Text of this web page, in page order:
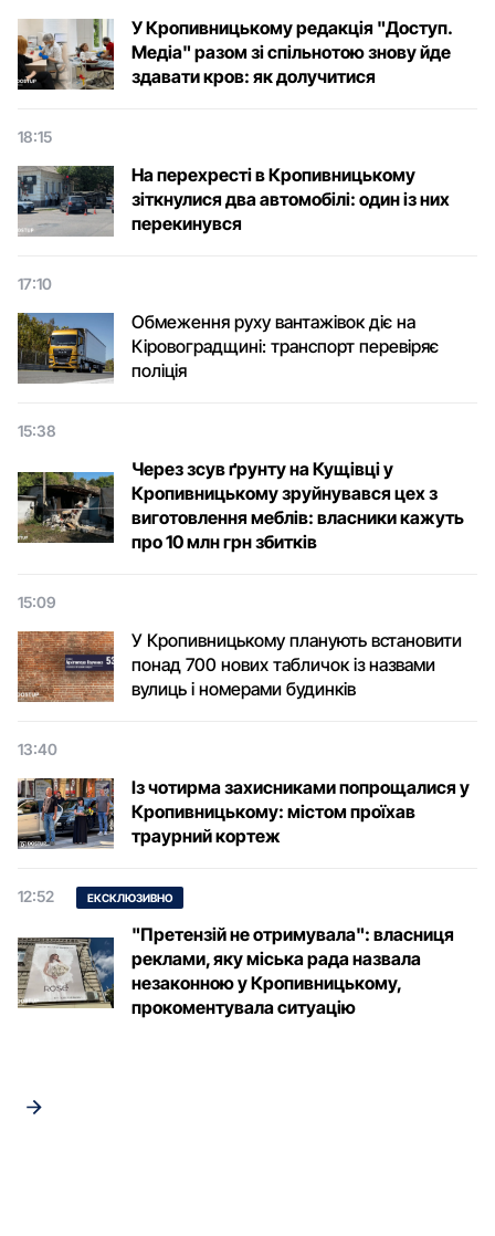
У Кропивницькому редакція "Доступ.
Медіа" разом зі спільнотою знову йде
здавати кров: як долучитися
18:15
На перехресті в Кропивницькому
зіткнулися два автомобілі: один із них
перекинувся
17:10
Обмеження руху вантажівок діє на
Кіровоградщині: транспорт перевіряє
поліція
15:38
Через зсув ґрунту на Кущівці у
Кропивницькому зруйнувався цех з
виготовлення меблів: власники кажуть
про 10 млн грн збитків
15:09
У Кропивницькому планують встановити
понад 700 нових табличок із назвами
вулиць і номерами будинків
13:40
Із чотирма захисниками попрощалися у
Кропивницькому: містом проїхав
траурний кортеж
12:52 ЕКСКЛЮЗИВНО
"Претензій не отримувала": власниця
реклами, яку міська рада назвала
незаконною у Кропивницькому,
прокоментувала ситуацію